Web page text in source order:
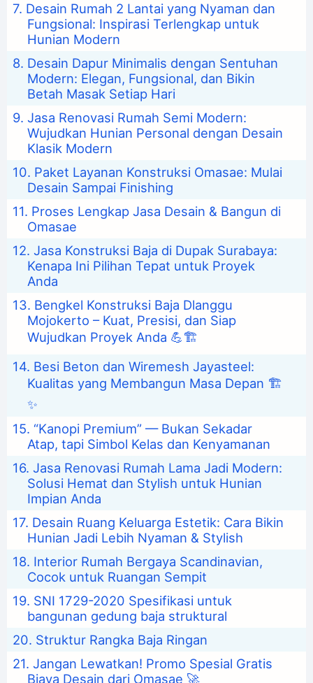
Desain Rumah 2 Lantai yang Nyaman dan
Fungsional: Inspirasi Terlengkap untuk
Hunian Modern
Desain Dapur Minimalis dengan Sentuhan
Modern: Elegan, Fungsional, dan Bikin
Betah Masak Setiap Hari
Jasa Renovasi Rumah Semi Modern:
Wujudkan Hunian Personal dengan Desain
Klasik Modern
Paket Layanan Konstruksi Omasae: Mulai
Desain Sampai Finishing
Proses Lengkap Jasa Desain & Bangun di
Omasae
Jasa Konstruksi Baja di Dupak Surabaya:
Kenapa Ini Pilihan Tepat untuk Proyek
Anda
Bengkel Konstruksi Baja Dlanggu
Mojokerto – Kuat, Presisi, dan Siap
Wujudkan Proyek Anda 💪🏗️
Besi Beton dan Wiremesh Jayasteel:
Kualitas yang Membangun Masa Depan 🏗️
✨
“Kanopi Premium” — Bukan Sekadar
Atap, tapi Simbol Kelas dan Kenyamanan
Jasa Renovasi Rumah Lama Jadi Modern:
Solusi Hemat dan Stylish untuk Hunian
Impian Anda
Desain Ruang Keluarga Estetik: Cara Bikin
Hunian Jadi Lebih Nyaman & Stylish
Interior Rumah Bergaya Scandinavian,
Cocok untuk Ruangan Sempit
SNI 1729-2020 Spesifikasi untuk
bangunan gedung baja struktural
Struktur Rangka Baja Ringan
Jangan Lewatkan! Promo Spesial Gratis
Biaya Desain dari Omasae 🚀